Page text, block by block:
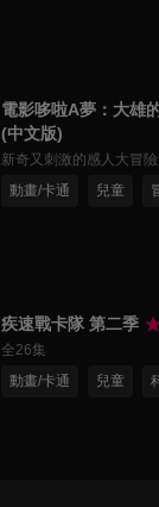
電影哆啦A夢：大雄
(中文版)
新奇又刺激的感人大冒險
動畫/卡通
兒童
疾速戰卡隊 第二季
全26集
動畫/卡通
兒童